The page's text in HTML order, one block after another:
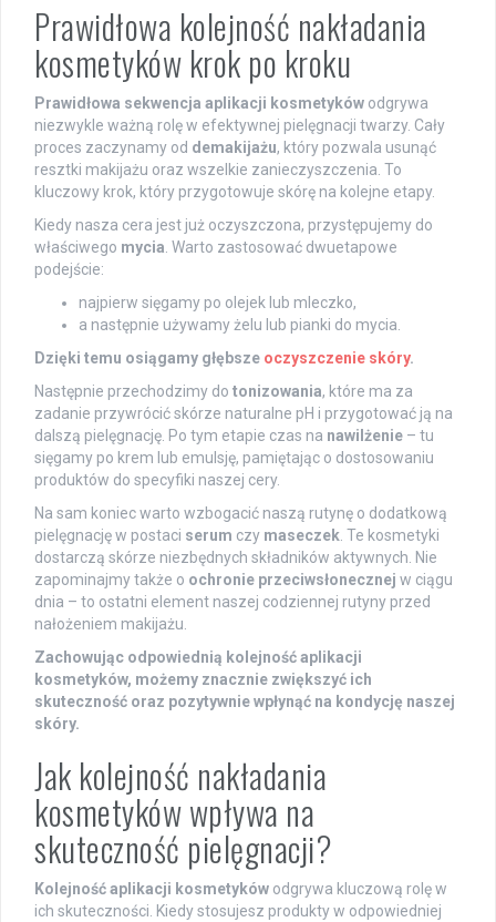
Prawidłowa kolejność nakładania
kosmetyków krok po kroku
Prawidłowa sekwencja aplikacji kosmetyków odgrywa
niezwykle ważną rolę w efektywnej pielęgnacji twarzy. Cały
proces zaczynamy od demakijażu, który pozwala usunąć
resztki makijażu oraz wszelkie zanieczyszczenia. To
kluczowy krok, który przygotowuje skórę na kolejne etapy.
Kiedy nasza cera jest już oczyszczona, przystępujemy do
właściwego mycia. Warto zastosować dwuetapowe
podejście:
najpierw sięgamy po olejek lub mleczko,
a następnie używamy żelu lub pianki do mycia.
Dzięki temu osiągamy głębsze oczyszczenie skóry.
Następnie przechodzimy do tonizowania, które ma za
zadanie przywrócić skórze naturalne pH i przygotować ją na
dalszą pielęgnację. Po tym etapie czas na nawilżenie – tu
sięgamy po krem lub emulsję, pamiętając o dostosowaniu
produktów do specyfiki naszej cery.
Na sam koniec warto wzbogacić naszą rutynę o dodatkową
pielęgnację w postaci serum czy maseczek. Te kosmetyki
dostarczą skórze niezbędnych składników aktywnych. Nie
zapominajmy także o ochronie przeciwsłonecznej w ciągu
dnia – to ostatni element naszej codziennej rutyny przed
nałożeniem makijażu.
Zachowując odpowiednią kolejność aplikacji
kosmetyków, możemy znacznie zwiększyć ich
skuteczność oraz pozytywnie wpłynąć na kondycję naszej
skóry.
Jak kolejność nakładania
kosmetyków wpływa na
skuteczność pielęgnacji?
Kolejność aplikacji kosmetyków odgrywa kluczową rolę w
ich skuteczności. Kiedy stosujesz produkty w odpowiedniej